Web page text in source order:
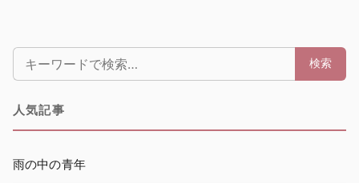
検索: 検索
人気記事
雨の中の青年